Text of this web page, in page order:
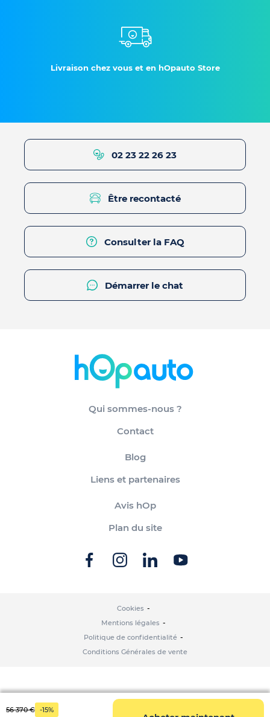
56 370 € -15%
Livraison chez vous et en hOpauto Store
02 23 22 26 23
Être recontacté
Consulter la FAQ
Démarrer le chat
Qui sommes-nous ?
Contact
Blog
Liens et partenaires
Avis hOp
Plan du site
Cookies
Mentions légales
Politique de confidentialité
Conditions Générales de vente